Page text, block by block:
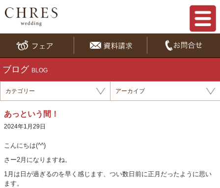
ブログ BLOG
カテゴリー アーカイブ
あっという間！
2024年1月29日
こんにちは(^^)
さー2月になりますね。
1月は日が過ぎるのを早く感じます、つい数日前に正月だったように思い
ます。